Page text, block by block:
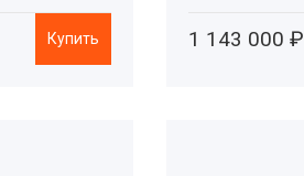
Купить 1 143 000 ₽